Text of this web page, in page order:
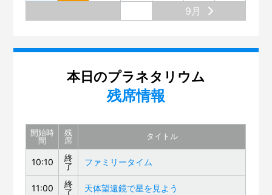
9月
本日のプラネタリウム
残席情報
開始時
間
残
席
タイトル
10:10
終
了
ファミリータイム
11:00
終
了
天体望遠鏡で星を見よう